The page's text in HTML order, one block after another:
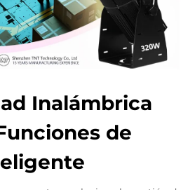
Inalámbrica
de